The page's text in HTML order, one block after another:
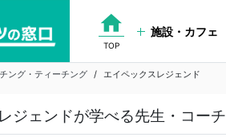
home
TOP
施設・カフェ
ング・ティーチング エイペックスレジェンド
ジェンドが学べる先生・コーチ